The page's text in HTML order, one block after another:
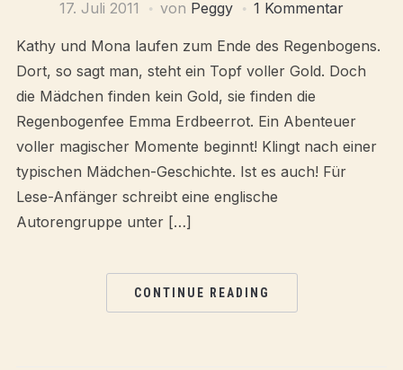
17. Juli 2011 von Peggy 1 Kommentar
Kathy und Mona laufen zum Ende des Regenbogens.
Dort, so sagt man, steht ein Topf voller Gold. Doch
die Mädchen finden kein Gold, sie finden die
Regenbogenfee Emma Erdbeerrot. Ein Abenteuer
voller magischer Momente beginnt! Klingt nach einer
typischen Mädchen-Geschichte. Ist es auch! Für
Lese-Anfänger schreibt eine englische
Autorengruppe unter […]
CONTINUE READING